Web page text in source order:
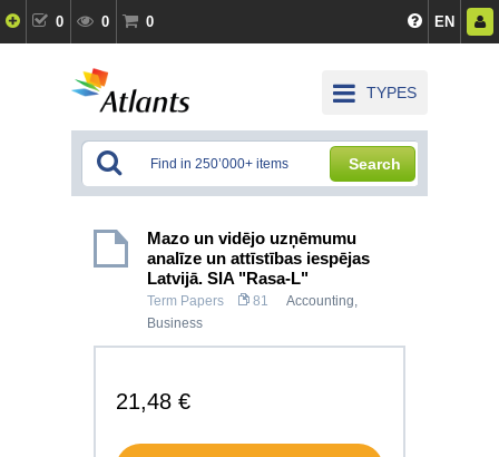
0 0 0 EN
TYPES
Search
Mazo un vidējo uzņēmumu
analīze un attīstības iespējas
Latvijā. SIA "Rasa-L"
Term Papers 81 Accounting,
Business
21,48 €